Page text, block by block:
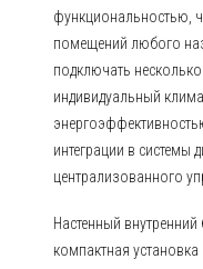
функциональностью,
помещений любого
подключать
индивидуальный
интеграции в системы
централизованного
Настенный
компактная установка